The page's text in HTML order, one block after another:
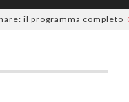
il programma completo